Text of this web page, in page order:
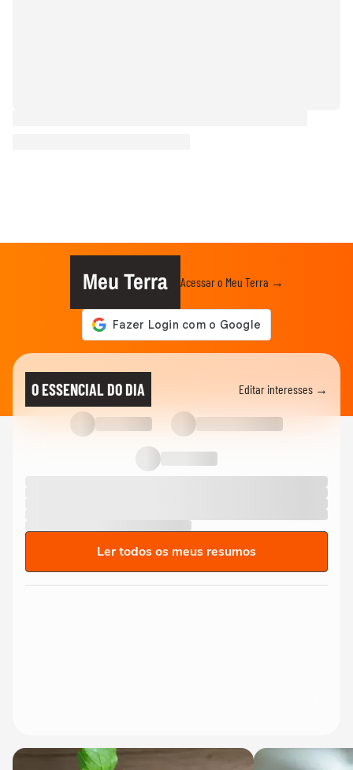
Meu Terra Acessar o Meu Terra →
O ESSENCIAL DO DIA Editar interesses →
Ler todos os meus resumos